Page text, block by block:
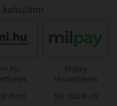
kalkulátor
Ft-tól
Milpay
részletfizetés
501 000 Ft-tól